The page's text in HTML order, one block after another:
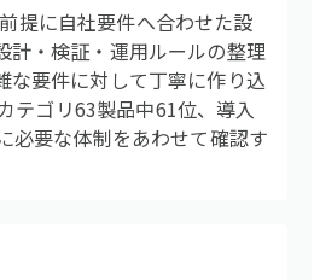
提に自社要件へ合わせた設
計・検証・運用ルールの整理
な要件に対して丁寧に作り込
テゴリ63製品中61位、導入
必要な体制をあわせて確認す